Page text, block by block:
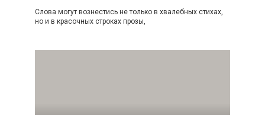
Слова могут вознестись не только в хвалебных стихах,
но и в красочных строках прозы,